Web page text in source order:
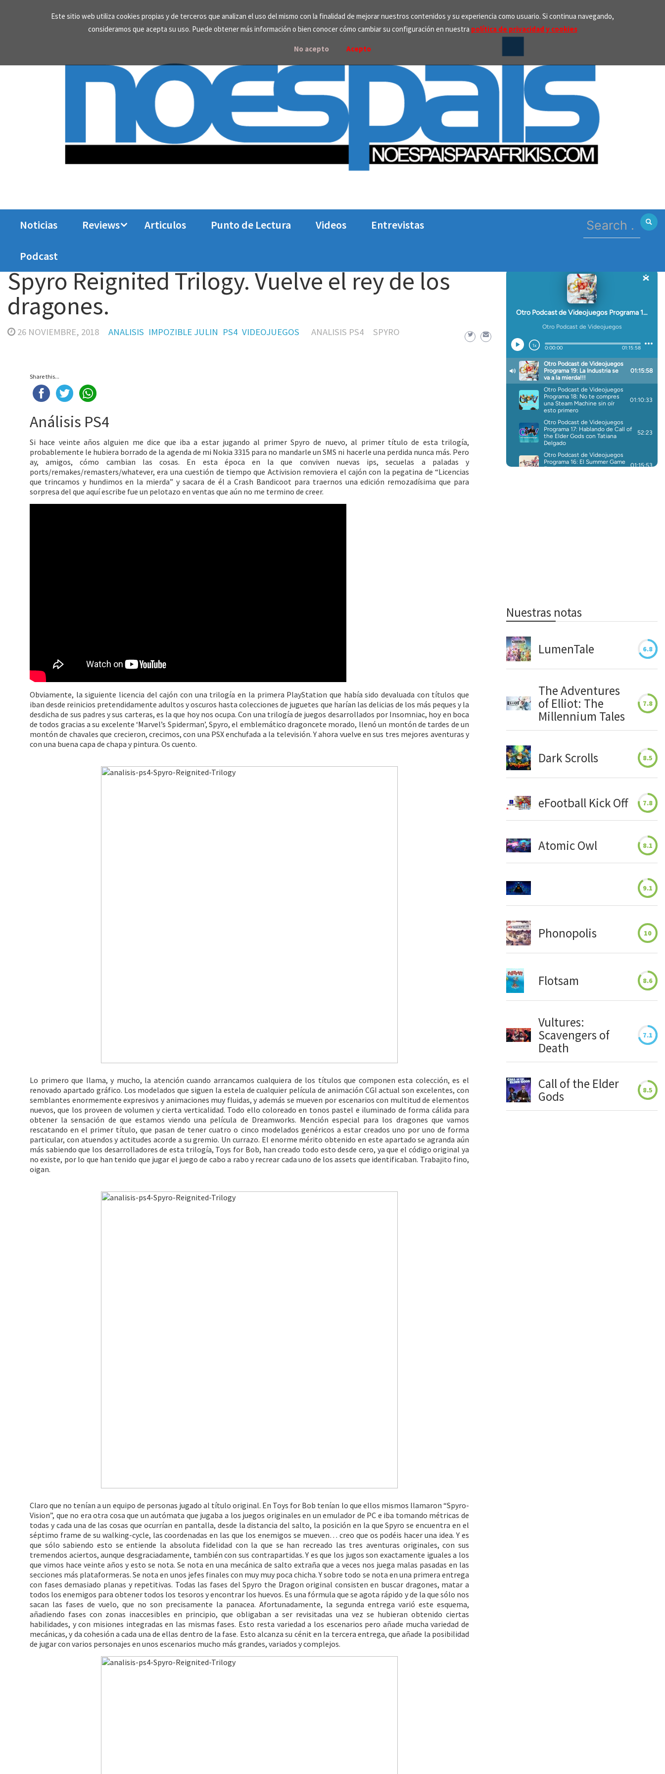
Este sitio web utiliza cookies propias y de terceros que analizan el uso del mismo con la finalidad de mejorar nuestros contenidos y su experiencia como usuario. Si continua navegando,
consideramos que acepta su uso. Puede obtener más información o bien conocer cómo cambiar su configuración en nuestra política de privacidad y cookies
No acepto Acepto
Noticias Reviews Articulos Punto de Lectura Videos Entrevistas
Podcast
Search
for:
Spyro Reignited Trilogy. Vuelve el rey de los
dragones.
26 NOVIEMBRE, 2018 ANALISIS IMPOZIBLE JULIN PS4 VIDEOJUEGOS ANALISIS PS4 SPYRO
Share this...
Análisis PS4
Si hace veinte años alguien me dice que iba a estar jugando al primer Spyro de nuevo, al primer título de esta trilogía,
probablemente le hubiera borrado de la agenda de mi Nokia 3315 para no mandarle un SMS ni hacerle una perdida nunca más. Pero
ay, amigos, cómo cambian las cosas. En esta época en la que conviven nuevas ips, secuelas a paladas y
ports/remakes/remasters/whatever, era una cuestión de tiempo que Activision removiera el cajón con la pegatina de “Licencias
que trincamos y hundimos en la mierda” y sacara de él a Crash Bandicoot para traernos una edición remozadísima que para
sorpresa del que aquí escribe fue un pelotazo en ventas que aún no me termino de creer.
Obviamente, la siguiente licencia del cajón con una trilogía en la primera PlayStation que había sido devaluada con títulos que
iban desde reinicios pretendidamente adultos y oscuros hasta colecciones de juguetes que harían las delicias de los más peques y la
desdicha de sus padres y sus carteras, es la que hoy nos ocupa. Con una trilogía de juegos desarrollados por Insomniac, hoy en boca
de todos gracias a su excelente ‘Marvel’s Spiderman’, Spyro, el emblemático dragoncete morado, llenó un montón de tardes de un
montón de chavales que crecieron, crecimos, con una PSX enchufada a la televisión. Y ahora vuelve en sus tres mejores aventuras y
con una buena capa de chapa y pintura. Os cuento.
Lo primero que llama, y mucho, la atención cuando arrancamos cualquiera de los títulos que componen esta colección, es el
renovado apartado gráfico. Los modelados que siguen la estela de cualquier película de animación CGI actual son excelentes, con
semblantes enormemente expresivos y animaciones muy fluidas, y además se mueven por escenarios con multitud de elementos
nuevos, que los proveen de volumen y cierta verticalidad. Todo ello coloreado en tonos pastel e iluminado de forma cálida para
obtener la sensación de que estamos viendo una película de Dreamworks. Mención especial para los dragones que vamos
rescatando en el primer título, que pasan de tener cuatro o cinco modelados genéricos a estar creados uno por uno de forma
particular, con atuendos y actitudes acorde a su gremio. Un currazo. El enorme mérito obtenido en este apartado se agranda aún
más sabiendo que los desarrolladores de esta trilogía, Toys for Bob, han creado todo esto desde cero, ya que el código original ya
no existe, por lo que han tenido que jugar el juego de cabo a rabo y recrear cada uno de los assets que identificaban. Trabajito fino,
oigan.
Claro que no tenían a un equipo de personas jugado al título original. En Toys for Bob tenían lo que ellos mismos llamaron “Spyro-
Vision”, que no era otra cosa que un autómata que jugaba a los juegos originales en un emulador de PC e iba tomando métricas de
todas y cada una de las cosas que ocurrían en pantalla, desde la distancia del salto, la posición en la que Spyro se encuentra en el
séptimo frame de su walking-cycle, las coordenadas en las que los enemigos se mueven… creo que os podéis hacer una idea. Y es
que sólo sabiendo esto se entiende la absoluta fidelidad con la que se han recreado las tres aventuras originales, con sus
tremendos aciertos, aunque desgraciadamente, también con sus contrapartidas.Y es que los jugos son exactamente iguales a los
que vimos hace veinte años y esto se nota. Se nota en una mecánica de salto extraña que a veces nos juega malas pasadas en las
secciones más plataformeras. Se nota en unos jefes finales con muy muy poca chicha. Y sobre todo se nota en una primera entrega
con fases demasiado planas y repetitivas. Todas las fases del Spyro the Dragon original consisten en buscar dragones, matar a
todos los enemigos para obtener todos los tesoros y encontrar los huevos. Es una fórmula que se agota rápido y de la que sólo nos
sacan las fases de vuelo, que no son precisamente la panacea. Afortunadamente, la segunda entrega varió este esquema,
añadiendo fases con zonas inaccesibles en principio, que obligaban a ser revisitadas una vez se hubieran obtenido ciertas
habilidades, y con misiones integradas en las mismas fases. Esto resta variedad a los escenarios pero añade mucha variedad de
mecánicas, y da cohesión a cada una de ellas dentro de la fase. Esto alcanza su cénit en la tercera entrega, que añade la posibilidad
de jugar con varios personajes en unos escenarios mucho más grandes, variados y complejos.
Nuestras notas
LumenTale 6.8
The Adventures
of Elliot: The
Millennium Tales
7.8
Dark Scrolls 8.5
eFootball Kick Off 7.8
Atomic Owl 8.1
9.1
Phonopolis 10
Flotsam 8.6
Vultures:
Scavengers of
Death
7.1
Call of the Elder
Gods
8.5